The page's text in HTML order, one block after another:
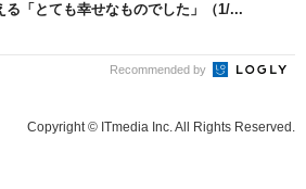
る「とても幸せなものでした」（1/...
Recommended by
Copyright © ITmedia Inc. All Rights Reserved.